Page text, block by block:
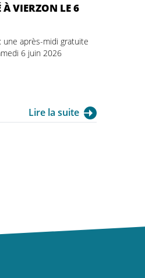
À VIERZON LE 6
une après-midi gratuite
6 juin 2026
Lire la suite